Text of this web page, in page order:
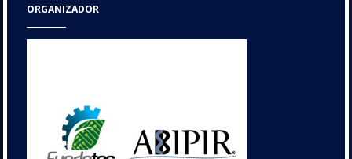
ORGANIZADOR